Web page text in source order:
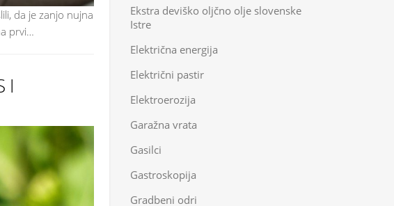
da je zanjo nujna
prvi…
Ekstra deviško oljčno olje slovenske
Istre
Električna energija
Električni pastir
Elektroerozija
Garažna vrata
Gasilci
Gastroskopija
Gradbeni odri